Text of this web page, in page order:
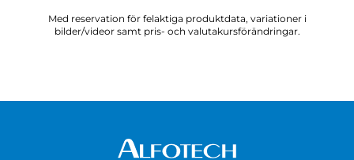
Med reservation för felaktiga produktdata, variationer i
bilder/videor samt pris- och valutakursförändringar.